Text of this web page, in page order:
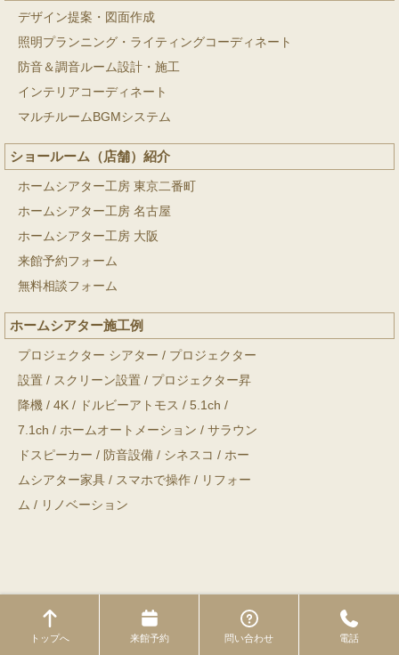
デザイン提案・図面作成
照明プランニング・ライティングコーディネート
防音＆調音ルーム設計・施工
インテリアコーディネート
マルチルームBGMシステム
ショールーム（店舗）紹介
ホームシアター工房 東京二番町
ホームシアター工房 名古屋
ホームシアター工房 大阪
来館予約フォーム
無料相談フォーム
ホームシアター施工例
プロジェクター シアター / プロジェクター
設置 / スクリーン設置 / プロジェクター昇
降機 / 4K / ドルビーアトモス / 5.1ch /
7.1ch / ホームオートメーション / サラウン
ドスピーカー / 防音設備 / シネスコ / ホー
ムシアター家具 / スマホで操作 / リフォー
ム / リノベーション
Copyright © ホームシアター工房 All Rights Reserved.
トップへ 来館予約 問い合わせ 電話